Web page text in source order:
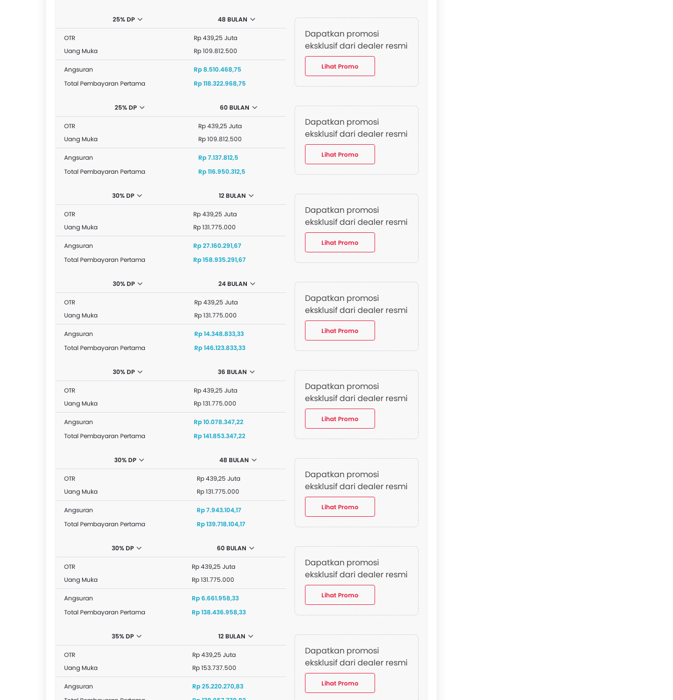
25% DP 48 BULAN
OTR
Rp 439,25 Juta
Uang Muka
Rp 109.812.500
Angsuran
Rp 8.510.468,75
Total Pembayaran Pertama
Rp 118.322.968,75
Dapatkan promosi
eksklusif dari dealer resmi
Lihat Promo
25% DP 60 BULAN
OTR
Rp 439,25 Juta
Uang Muka
Rp 109.812.500
Angsuran
Rp 7.137.812,5
Total Pembayaran Pertama
Rp 116.950.312,5
Dapatkan promosi
eksklusif dari dealer resmi
Lihat Promo
30% DP 12 BULAN
OTR
Rp 439,25 Juta
Uang Muka
Rp 131.775.000
Angsuran
Rp 27.160.291,67
Total Pembayaran Pertama
Rp 158.935.291,67
Dapatkan promosi
eksklusif dari dealer resmi
Lihat Promo
30% DP 24 BULAN
OTR
Rp 439,25 Juta
Uang Muka
Rp 131.775.000
Angsuran
Rp 14.348.833,33
Total Pembayaran Pertama
Rp 146.123.833,33
Dapatkan promosi
eksklusif dari dealer resmi
Lihat Promo
30% DP 36 BULAN
OTR
Rp 439,25 Juta
Uang Muka
Rp 131.775.000
Angsuran
Rp 10.078.347,22
Total Pembayaran Pertama
Rp 141.853.347,22
Dapatkan promosi
eksklusif dari dealer resmi
Lihat Promo
30% DP 48 BULAN
OTR
Rp 439,25 Juta
Uang Muka
Rp 131.775.000
Angsuran
Rp 7.943.104,17
Total Pembayaran Pertama
Rp 139.718.104,17
Dapatkan promosi
eksklusif dari dealer resmi
Lihat Promo
30% DP 60 BULAN
OTR
Rp 439,25 Juta
Uang Muka
Rp 131.775.000
Angsuran
Rp 6.661.958,33
Total Pembayaran Pertama
Rp 138.436.958,33
Dapatkan promosi
eksklusif dari dealer resmi
Lihat Promo
35% DP 12 BULAN
OTR
Rp 439,25 Juta
Uang Muka
Rp 153.737.500
Angsuran
Rp 25.220.270,83
Dapatkan promosi
eksklusif dari dealer resmi
Lihat Promo